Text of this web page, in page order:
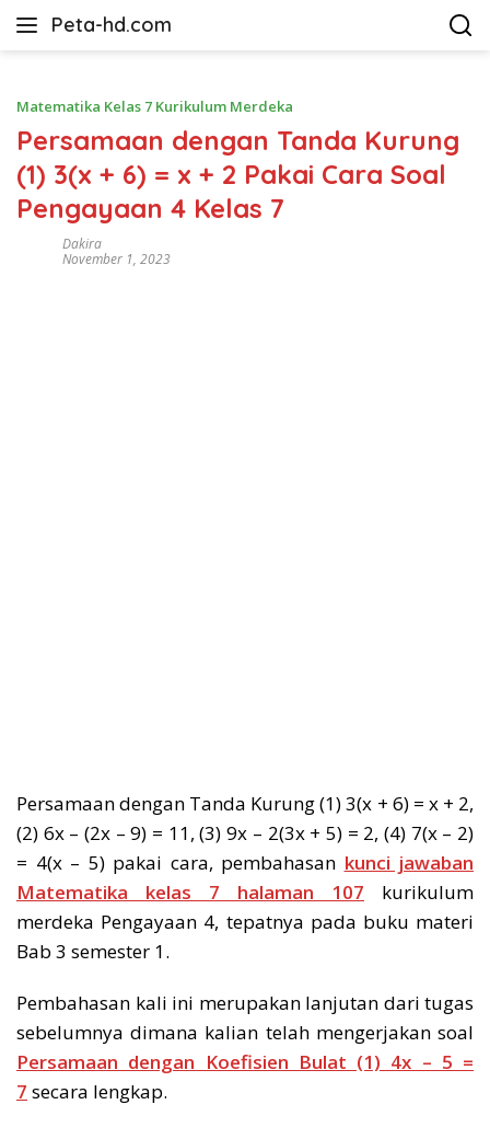
Peta-hd.com
Kumpulan
HD
Matematika Kelas 7 Kurikulum Merdeka
Persamaan dengan Tanda Kurung
(1) 3(x + 6) = x + 2 Pakai Cara Soal
Pengayaan 4 Kelas 7
Dakira
November 1, 2023
Persamaan dengan Tanda Kurung (1) 3(x + 6) = x + 2,
(2) 6x – (2x – 9) = 11, (3) 9x – 2(3x + 5) = 2, (4) 7(x – 2)
= 4(x – 5) pakai cara, pembahasan kunci jawaban
Matematika kelas 7 halaman 107 kurikulum
merdeka Pengayaan 4, tepatnya pada buku materi
Bab 3 semester 1.
Pembahasan kali ini merupakan lanjutan dari tugas
sebelumnya dimana kalian telah mengerjakan soal
Persamaan dengan Koefisien Bulat (1) 4x – 5 =
7 secara lengkap.